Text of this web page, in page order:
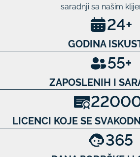
saradnji sa našim
24+
GODINA
55+
ZAPOSLENIH I
LICENCI KOJE SE
365